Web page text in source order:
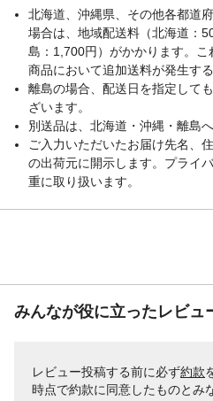
ジでは使用
は、完全に
捨ててくださ
生産国
中国
重量
(約)245.5g
北海道、沖縄県、その他各都道
場合は、地域配送料（北海道：
島：1,700円）がかかります。
商品において追加送料が発生す
離島の場合、配送日を指定して
ざいます。
別送品は、北海道・沖縄・離島
ご入力いただいたお届け先名、
の出荷元に開示します。プライ
重に取り扱います。
みんなが役に立ったレビュ
レビュー投稿する前に必ず約款
時点で約款に同意したものとみ